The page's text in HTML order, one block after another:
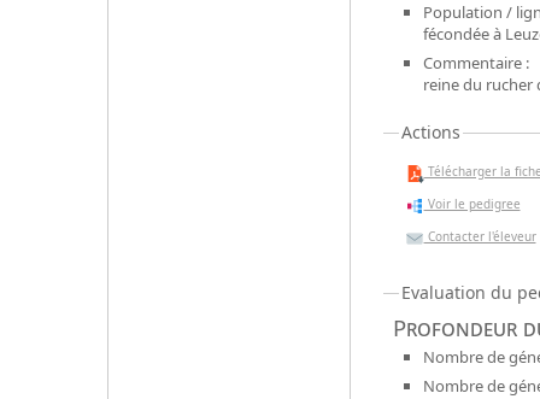
Population /
fécondée à
Commentaire :
reine du rucher
Actions
Télécharger la
Voir le pedigree
Contacter l'éleveur
Evaluation du
Profondeur
Nombre de
Nombre de